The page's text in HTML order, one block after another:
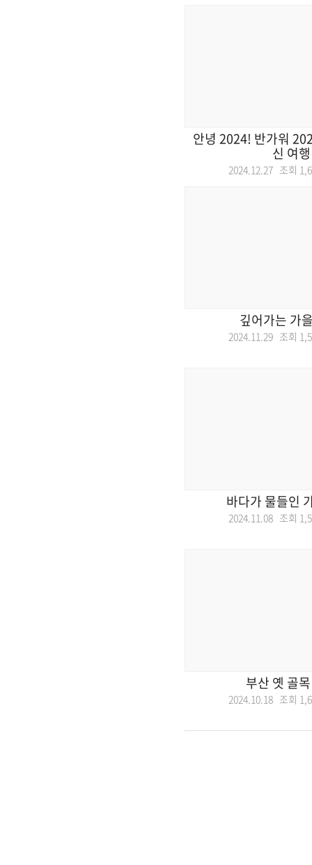
안녕 2024! 반가워
신 여행
2024.12.27 조회
깊어가는 가
2024.11.29 조회
바다가 물들인
2024.11.08 조회
부산 옛 골
2024.10.18 조회